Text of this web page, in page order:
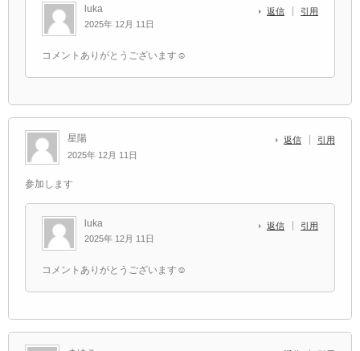
luka
2025年 12月 11日
返信 引用
コメントありがとうございます☺️
星陽
2025年 12月 11日
返信 引用
参加します
luka
2025年 12月 11日
返信 引用
コメントありがとうございます☺️